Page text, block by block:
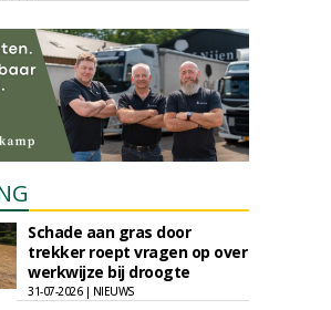
Schade aan gras door
trekker roept vragen op over
werkwijze bij droogte
31-07-2026 | NIEUWS